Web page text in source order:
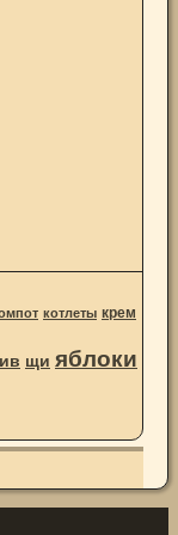
котлеты крем
щи яблоки